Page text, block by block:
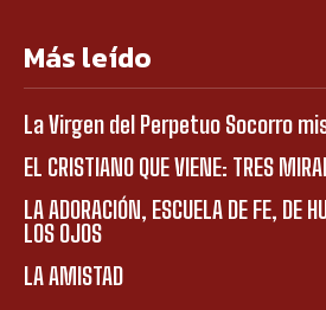
Más leído
La Virgen del Perpetuo Socorro
EL CRISTIANO QUE VIENE: TRES
LA ADORACIÓN, ESCUELA DE FE, DE
LOS OJOS
LA AMISTAD